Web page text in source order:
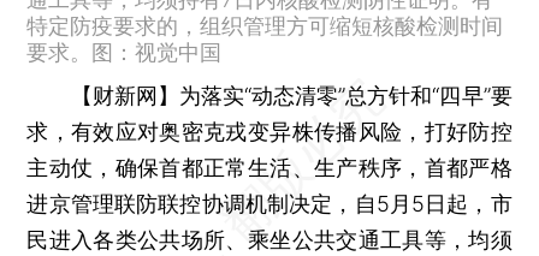
特定防疫要求的，组织管理方可缩短核酸检测时间
要求。图：视觉中国
【财新网】 为落实“动态清零”总方针和“四早”要
求，有效应对奥密克戎变异株传播风险，打好防控
主动仗，确保首都正常生活、生产秩序，首都严格
进京管理联防联控协调机制决定，自5月5日起，市
民进入各类公共场所、乘坐公共交通工具等，均须